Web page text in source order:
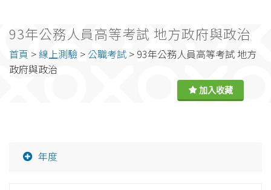
93年公務人員高等考試 地方政府與政治
首頁 >線上測驗 > 公職考試 > 93年公務人員高等考試 地方
政府與政治
年度